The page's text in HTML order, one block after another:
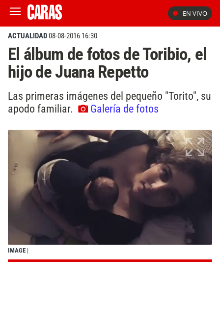
EN VIVO
ACTUALIDAD08-08-2016 16:30
El álbum de fotos de Toribio, el
hijo de Juana Repetto
Las primeras imágenes del pequeño "Torito", su
apodo familiar.
Galería de fotos
IMAGE |